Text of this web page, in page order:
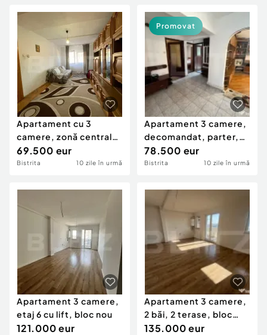
Apartament cu 3
camere, zonă centrală,
orientare dublă
69.500 eur
Bistrita 10 zile în urmă
Apartament 3 camere,
decomandat, parter,
zona Sens Vechi
78.500 eur
Bistrita 10 zile în urmă
Promovat
Apartament 3 camere,
etaj 6 cu lift, bloc nou
121.000 eur
Apartament 3 camere,
2 băi, 2 terase, bloc
nou
135.000 eur